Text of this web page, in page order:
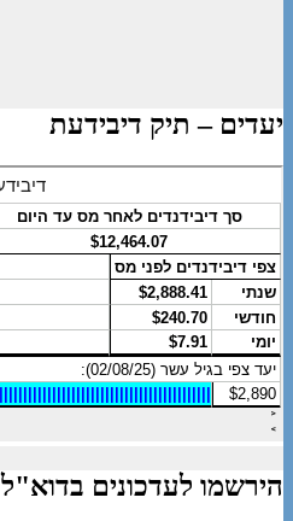
יעדים – תיק דיבידעת
הירשמו לעדכונים בדוא"ל